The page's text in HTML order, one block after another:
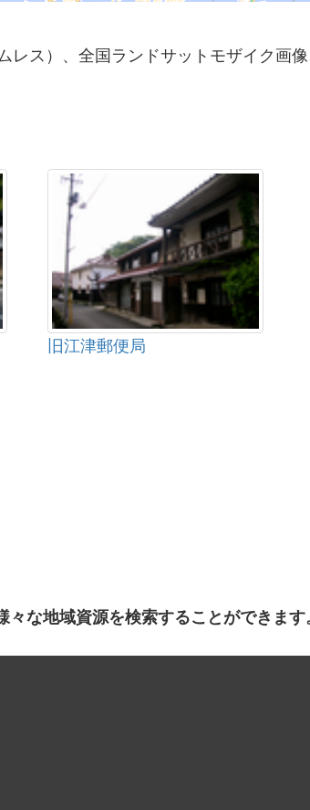
レス）、全国ランドサットモザイク画
旧江津郵便局
な地域資源を検索することができます